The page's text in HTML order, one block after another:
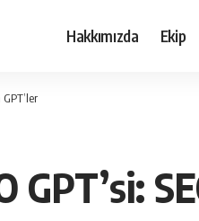
Hakkımızda Ekip
GPT’si: